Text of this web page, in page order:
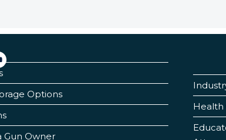
Options
Gun Owner
Health